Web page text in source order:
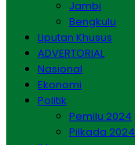
Jambi
Bengkulu
Liputan Khusus
ADVERTORIAL
Nasional
Ekonomi
Politik
Pemilu 2024
Pilkada 2024